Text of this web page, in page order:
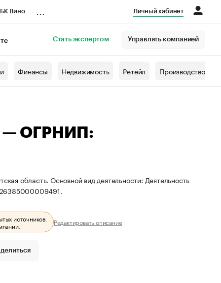
Вино Личный кабинет
Стать экспертом Управлять компанией
Финансы Недвижимость Ретейл Производство
— ОГРНИП:
область. Основной вид деятельности: Деятельность
источников.
Редактировать описание